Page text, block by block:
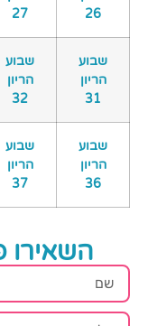
26
27
שבוע
הריון
31
שבוע
הריון
32
שבוע
הריון
36
שבוע
הריון
37
השאירו